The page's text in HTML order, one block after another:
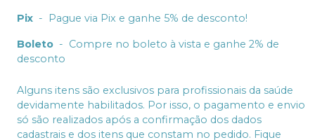
Pix - Pague via Pix e ganhe 5% de desconto!
Boleto - Compre no boleto à vista e ganhe 2% de
desconto
Alguns itens são exclusivos para profissionais da saúde
devidamente habilitados. Por isso, o pagamento e envio
só são realizados após a confirmação dos dados
cadastrais e dos itens que constam no pedido. Fique